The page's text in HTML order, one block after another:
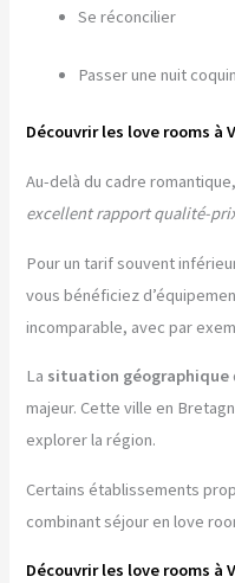
Se réconcilier
Passer une nuit
Découvrir les love rooms à
Au-delà du cadre
excellent rapport qualité-
Pour un tarif souvent
vous bénéficiez
incomparable, avec par
La situation géographique
majeur. Cette ville en
explorer la région.
Certains établissements
combinant séjour en love
Découvrir les love rooms à